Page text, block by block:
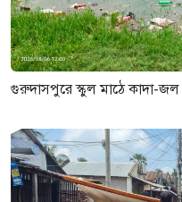
গুরুদাসপুরে স্কুল মাঠে কাদা-জল